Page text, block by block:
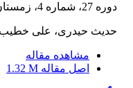
دوره 27، شماره 4، زمستان 1404، صفحه
حدیث حیدری، علی خطیب
مشاهده مقاله
اصل مقاله 1.32 M